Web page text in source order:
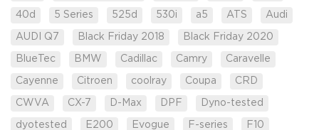
40d 5 Series 525d 530i a5 ATS Audi
AUDI Q7 Black Friday 2018 Black Friday 2020
BlueTec BMW Cadillac Camry Caravelle
Cayenne Citroen coolray Coupa CRD
CWVA CX-7 D-Max DPF Dyno-tested
dyotested E200 Evogue F-series F10